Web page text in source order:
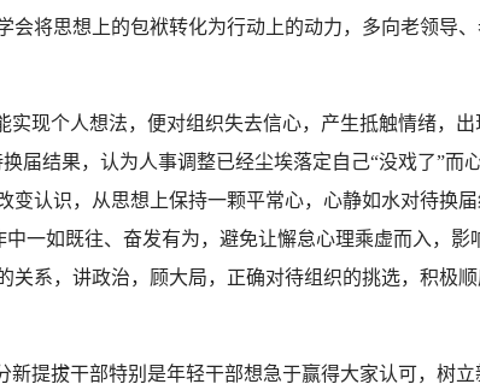
将思想上的包袱转化为行动上的动力，多向老领导
现个人想法，便对组织失去信心，产生抵触情绪，出
届结果，认为人事调整已经尘埃落定自己“没戏了”而
认识，从思想上保持一颗平常心，心静如水对待换
一如既往、奋发有为，避免让懈怠心理乘虚而入，影
系，讲政治，顾大局，正确对待组织的挑选，积极
提拔干部特别是年轻干部想急于赢得大家认可，树立